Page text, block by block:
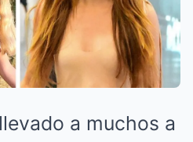
a muchos a